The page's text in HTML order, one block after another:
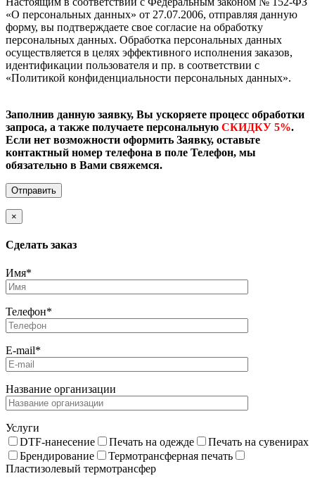
«О персональных данных» от 27.07.2006, отправляя данную
форму, вы подтверждаете свое согласие на обработку
персональных данных. Обработка персональных данных
осуществляется в целях эффективного исполнения заказов,
идентификации пользователя и пр. в соответствии с
«Политикой конфиденциальности персональных данных».
Заполнив данную заявку, Вы ускоряете процесс обработки
запроса, а также получаете персональную СКИДКУ 5%.
Если нет возможности оформить Заявку, оставьте
контактный номер телефона в поле Телефон, мы
обязательно в Вами свяжемся.
×
Cделать заказ
Имя*
Телефон*
E-mail*
Название организации
Услуги
DTF-нанесение
Печать на одежде
Печать на сувенирах
Брендирование
Термотрансферная печать
Пластизолевый термотрансфер